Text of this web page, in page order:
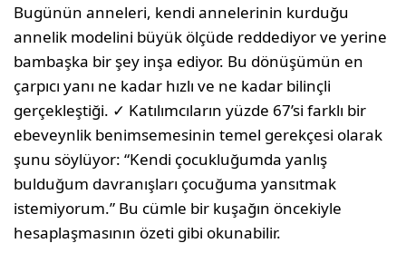
Bugünün anneleri, kendi annelerinin kurduğu
annelik modelini büyük ölçüde reddediyor ve yerine
bambaşka bir şey inşa ediyor. Bu dönüşümün en
çarpıcı yanı ne kadar hızlı ve ne kadar bilinçli
gerçekleştiği. ✓ Katılımcıların yüzde 67’si farklı bir
ebeveynlik benimsemesinin temel gerekçesi olarak
şunu söylüyor: “Kendi çocukluğumda yanlış
bulduğum davranışları çocuğuma yansıtmak
istemiyorum.” Bu cümle bir kuşağın öncekiyle
hesaplaşmasının özeti gibi okunabilir.